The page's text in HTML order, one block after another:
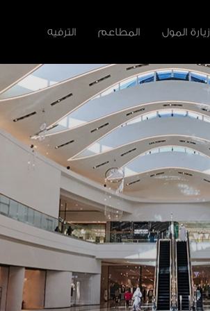
زيارة المول المطاعم الترفيه